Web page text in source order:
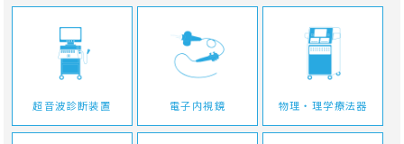
超音波診断装置 電子内視鏡 物理・理学療法器